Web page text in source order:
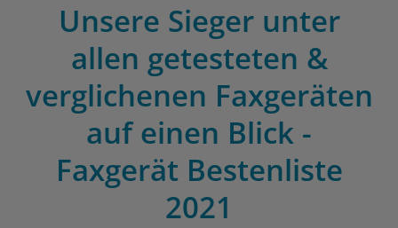
Unsere Sieger unter
allen getesteten &
verglichenen Faxgeräten
auf einen Blick -
Faxgerät Bestenliste
2021